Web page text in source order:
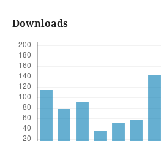
Downloads